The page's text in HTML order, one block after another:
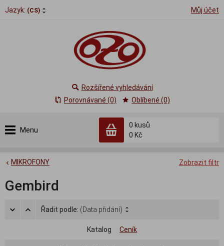
Jazyk: (CS) Můj účet
Menu
0 kusů
0 Kč
Rozšířené vyhledávání
Porovnávané (0)
Oblíbené (0)
Zobrazit filtr
MIKROFONY
Gembird
Řadit podle: (Data přidání)
Katalog Ceník